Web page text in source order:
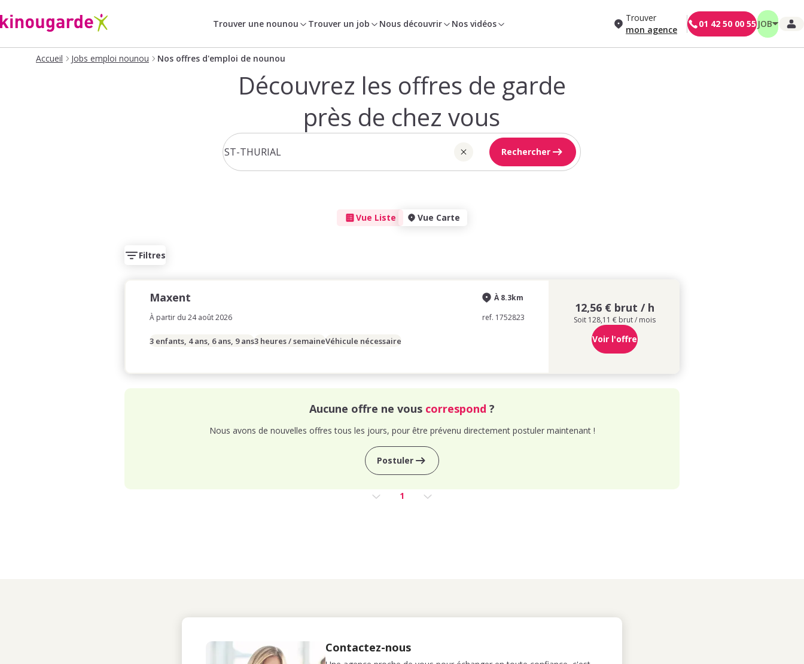
Trouver une nounou Trouver un job Nous découvrir Nos vidéos
Trouver
mon agence
01 42 50 00 55 JOB
Accueil Jobs emploi nounou Nos offres d'emploi de nounou
Découvrez les offres de garde
près de chez vous
Rechercher
Vue Liste Vue Carte
Filtres
Maxent
À partir du 24 août 2026
À 8.3km
ref. 1752823
3 enfants, 4 ans, 6 ans, 9 ans3 heures / semaineVéhicule nécessaire
12,56 € brut / h
Soit 128,11 € brut / mois
Voir l'offre
Aucune offre ne vous correspond ?
Nous avons de nouvelles offres tous les jours, pour être prévenu directement postuler maintenant !
Postuler
1
Contactez-nous